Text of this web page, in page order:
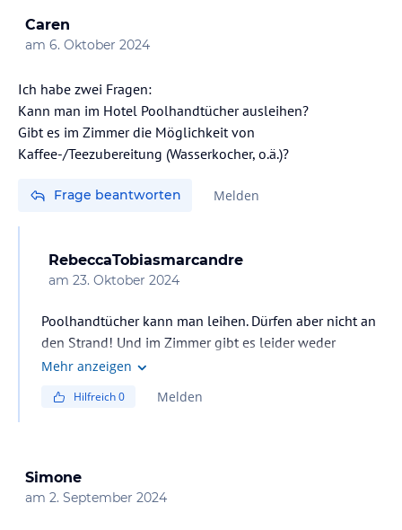
Caren
am 6. Oktober 2024
Ich habe zwei Fragen:
Kann man im Hotel Poolhandtücher ausleihen?
Gibt es im Zimmer die Möglichkeit von
Kaffee-/Teezubereitung (Wasserkocher, o.ä.)?
Frage beantworten Melden
RebeccaTobiasmarcandre
am 23. Oktober 2024
Poolhandtücher kann man leihen. Dürfen aber nicht an
den Strand! Und im Zimmer gibt es leider weder
Kaffeemaschine noch wasserkocher
Mehr anzeigen
Hilfreich0 Melden
Simone
am 2. September 2024